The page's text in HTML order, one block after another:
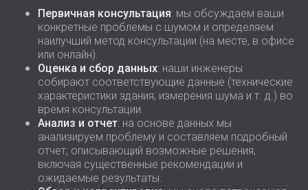
Первичная консультация: мы обсуждаем ваши
конкретные проблемы с шумом и определяем
наилучший метод консультации (на месте, в офисе
или онлайн).
Оценка и сбор данных: наши инженеры
собирают соответствующие данные (технические
характеристики здания, измерения шума и т. д.) во
время консультации.
Анализ и отчет: на основе данных мы
анализируем проблему и составляем подробный
отчет, описывающий возможные решения,
включая существенные рекомендации и
ожидаемые результаты.